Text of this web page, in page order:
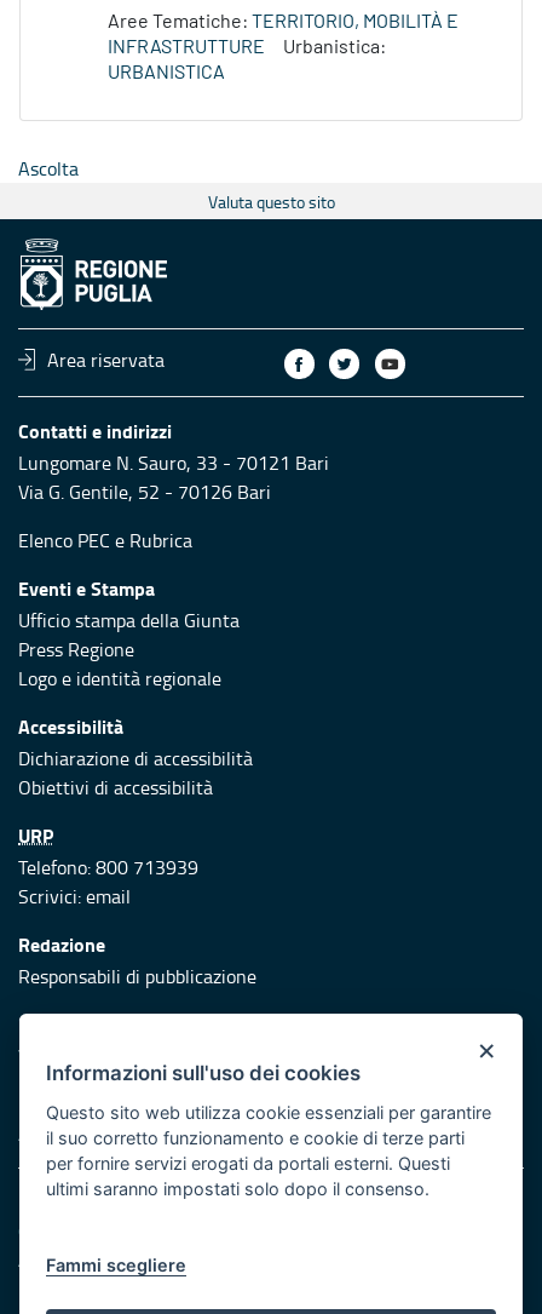
Aree Tematiche: TERRITORIO, MOBILITÀ E
INFRASTRUTTURE
Urbanistica:
URBANISTICA
Ascolta
Valuta questo sito
Area riservata
Contatti e indirizzi
Lungomare N. Sauro, 33 - 70121 Bari
Via G. Gentile, 52 - 70126 Bari
Elenco PEC e Rubrica
Eventi e Stampa
Ufficio stampa della Giunta
Press Regione
Logo e identità regionale
Accessibilità
Dichiarazione di accessibilità
Obiettivi di accessibilità
URP
Telefono: 800 713939
Scrivici:email
Redazione
Responsabili di pubblicazione
Protezione civile
Vai al sito di Protezione Civile Puglia
Iniziativa finanziata con risorse del POR Puglia 2014/2020 -
Asse XI
Note legali
Cookie e privacy
Atti di notifica
×
Informazioni sull'uso dei cookies
Questo sito web utilizza cookie essenziali per garantire
il suo corretto funzionamento e cookie di terze parti
per fornire servizi erogati da portali esterni. Questi
ultimi saranno impostati solo dopo il consenso.
Fammi scegliere